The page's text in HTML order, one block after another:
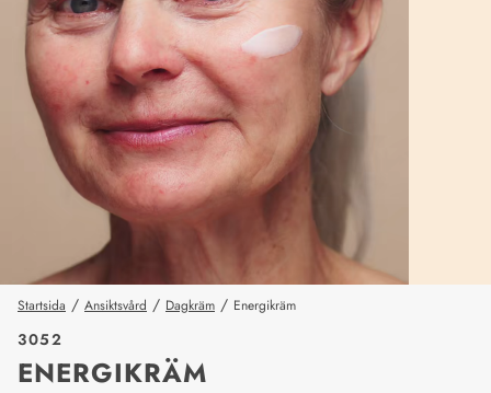
Startsida / Ansiktsvård / Dagkräm / Energikräm
3052
ENERGIKRÄM